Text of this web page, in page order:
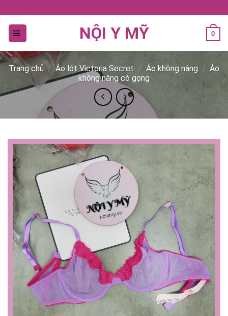
qua
dung
NỘI Y MỸ 0
Trang chủ / Áo lót Victoria Secret / Áo không nâng / Áo
không nâng có gọng